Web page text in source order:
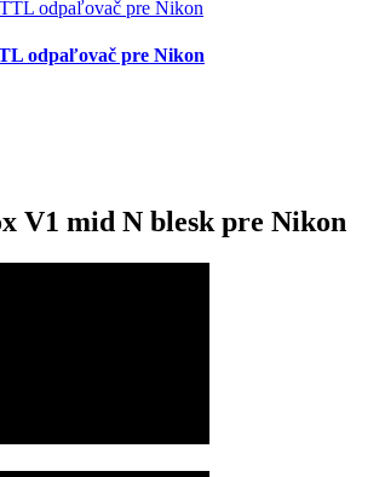
odpaľovač pre Nikon
V1 mid N blesk pre Nikon